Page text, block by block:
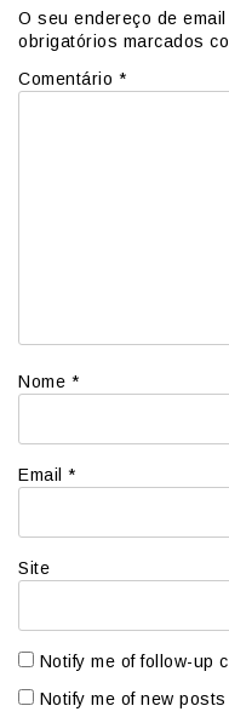
O seu endereço de
obrigatórios marcados
Comentário *
Nome *
Email *
Site
Notify me of follow-up
Notify me of new